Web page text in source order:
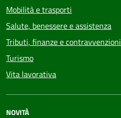
Mobilità e trasporti
Salute, benessere e assistenza
Tributi, finanze e contravvenzioni
Turismo
Vita lavorativa
NOVITÀ